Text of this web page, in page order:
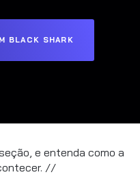
BLACK SHARK
e entenda como a
//